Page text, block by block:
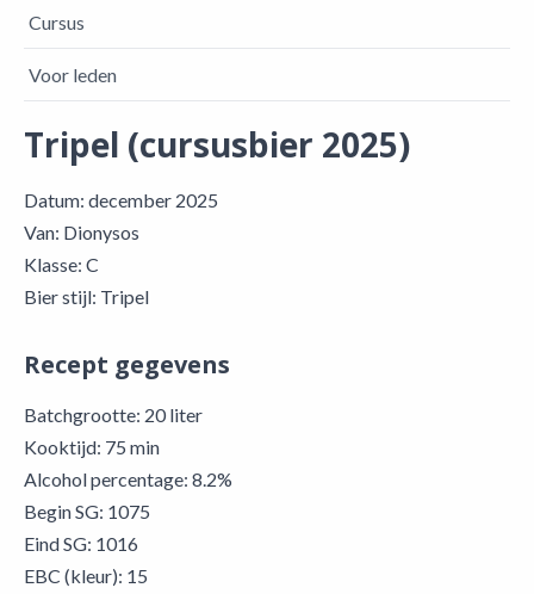
Cursus
Voor leden
Tripel (cursusbier 2025)
Datum: december 2025
Van: Dionysos
Klasse: C
Bier stijl: Tripel
Recept gegevens
Batchgrootte: 20 liter
Kooktijd: 75 min
Alcohol percentage: 8.2%
Begin SG: 1075
Eind SG: 1016
EBC (kleur): 15